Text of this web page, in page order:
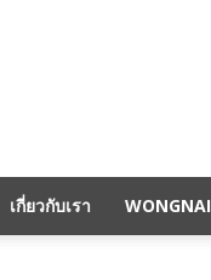
เกี่ยวกับเรา WONGNAI